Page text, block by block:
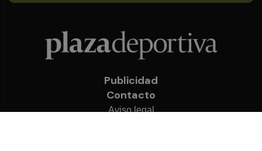
Publicidad
Contacto
Aviso legal